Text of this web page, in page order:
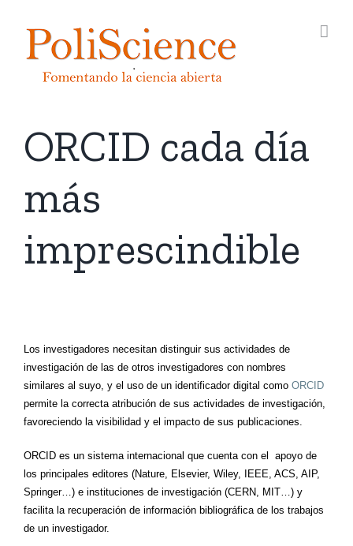
contenido
ORCID cada día
más
imprescindible
Los investigadores necesitan distinguir sus actividades de
investigación de las de otros investigadores con nombres
similares al suyo, y el uso de un identificador digital como ORCID
permite la correcta atribución de sus actividades de investigación,
favoreciendo la visibilidad y el impacto de sus publicaciones.
ORCID es un sistema internacional que cuenta con el apoyo de
los principales editores (Nature, Elsevier, Wiley, IEEE, ACS, AIP,
Springer…) e instituciones de investigación (CERN, MIT…) y
facilita la recuperación de información bibliográfica de los trabajos
de un investigador.